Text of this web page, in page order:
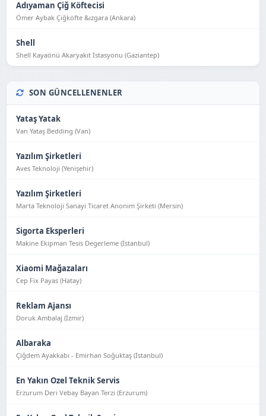
Adıyaman Çiğ Köftecisi
Ömer Aybak Çiğköfte &ızgara (Ankara)
Shell
Shell Kayaönü Akaryakıt İstasyonu (Gaziantep)
SON GÜNCELLENENLER
Yataş Yatak
Van Yataş Bedding (Van)
Yazılım Şirketleri
Aves Teknoloji (Yeni̇şehi̇r)
Yazılım Şirketleri
Marta Teknoloji Sanayi Ticaret Anonim Şirketi (Mersin)
Sigorta Eksperleri
Makine Ekipman Tesis Degerleme (İstanbul)
Xiaomi Mağazaları
Cep Fix Payas (Hatay)
Reklam Ajansı
Doruk Ambalaj (İzmir)
Albaraka
Çiğdem Ayakkabı - Emirhan Soğuktaş (İstanbul)
En Yakın Ozel Teknik Servis
Erzurum Deri Vebay Bayan Terzi (Erzurum)